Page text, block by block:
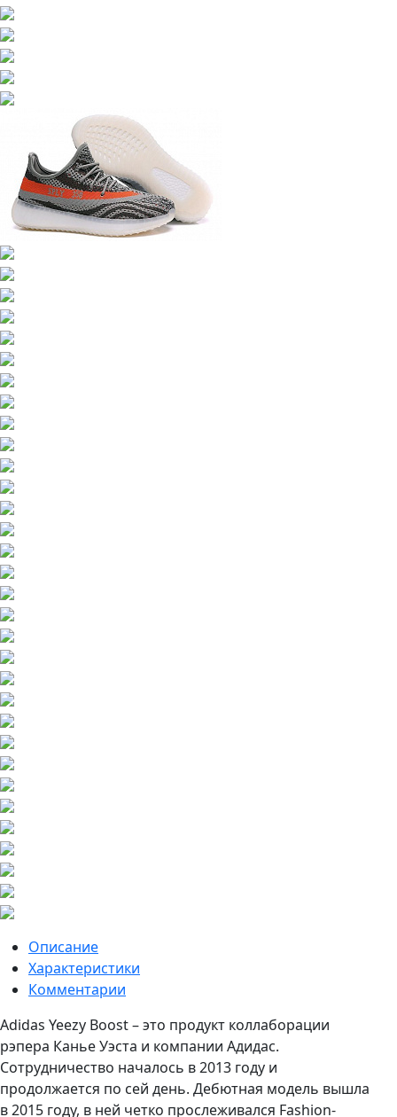
Описание
Характеристики
Комментарии
Adidas Yeezy Boost – это продукт коллаборации
рэпера Канье Уэста и компании Адидас.
Сотрудничество началось в 2013 году и
продолжается по сей день. Дебютная модель вышла
в 2015 году, в ней четко прослеживался Fashion-